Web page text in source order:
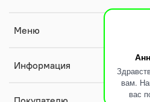
вам.
вас
Меню
Информация